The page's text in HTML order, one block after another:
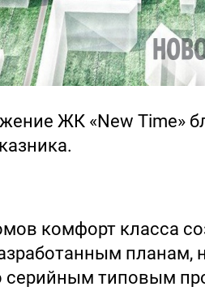
ЖК «New Time»
комфорт класса
планам,
серийным типовым